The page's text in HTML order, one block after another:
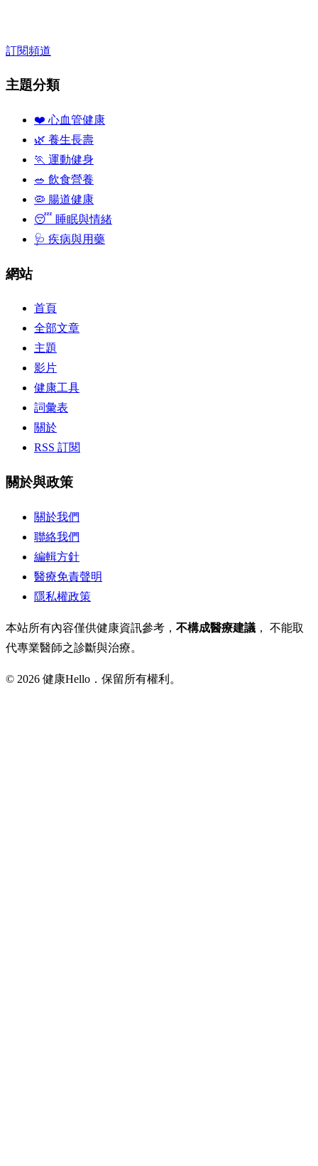
訂閱頻道
主題分類
❤️ 心血管健康
🌿 養生長壽
🏃 運動健身
🥗 飲食營養
🦠 腸道健康
😴 睡眠與情緒
🩺 疾病與用藥
網站
首頁
全部文章
主題
影片
健康工具
詞彙表
關於
RSS 訂閱
關於與政策
關於我們
聯絡我們
編輯方針
醫療免責聲明
隱私權政策
本站所有內容僅供健康資訊參考， 不構成醫療建議 ， 不能取
代專業醫師之診斷與治療。
© 2026 健康Hello．保留所有權利。